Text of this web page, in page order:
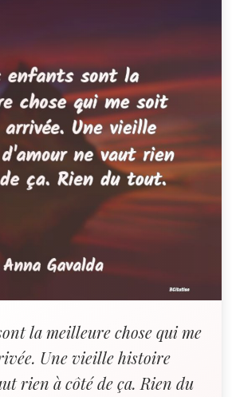
la meilleure chose qui me
Une vieille histoire
rien à côté de ça. Rien du